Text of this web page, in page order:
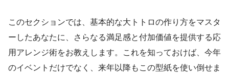
このセクションでは、基本的な大トトロの作り方をマスタ
ーしたあなたに、さらなる満足感と付加価値を提供する応
用アレンジ術をお教えします。これを知っておけば、今年
のイベントだけでなく、来年以降もこの型紙を使い倒せま